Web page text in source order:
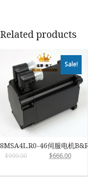
Related products
Sale!
8MSA4L.R0-46伺服电机B&R
$999.00 $666.00